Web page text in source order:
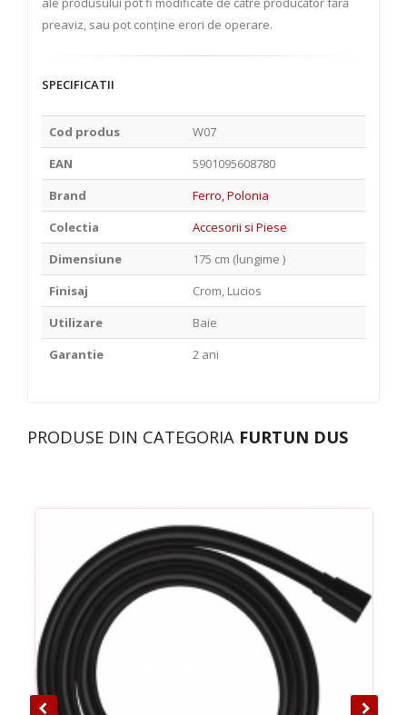
preaviz, sau pot conține erori de operare.
SPECIFICATII
Cod produs
W07
EAN
5901095608780
Brand
Ferro, Polonia
Colectia
Accesorii si Piese
Dimensiune
175 cm (lungime )
Finisaj
Crom, Lucios
Utilizare
Baie
Garantie
2 ani
PRODUSE DIN CATEGORIA FURTUN DUS